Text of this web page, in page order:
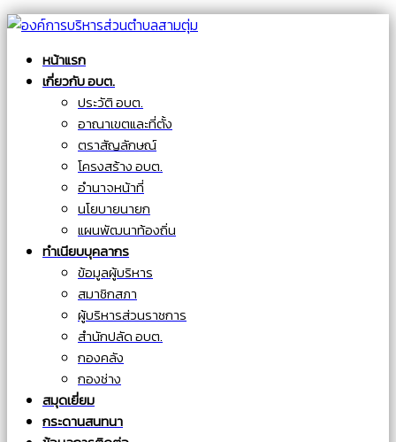
หน้าแรก
เกี่ยวกับ อบต.
ประวัติ อบต.
อาณาเขตและที่ตั้ง
ตราสัญลักษณ์
โครงสร้าง อบต.
อำนาจหน้าที่
นโยบายนายก
แผนพัฒนาท้องถิ่น
ทำเนียบบุคลากร
ข้อมูลผู้บริหาร
สมาชิกสภา
ผู้บริหารส่วนราชการ
สำนักปลัด อบต.
กองคลัง
กองช่าง
สมุดเยี่ยม
กระดานสนทนา